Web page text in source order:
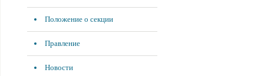
Положение о секции
Правление
Новости